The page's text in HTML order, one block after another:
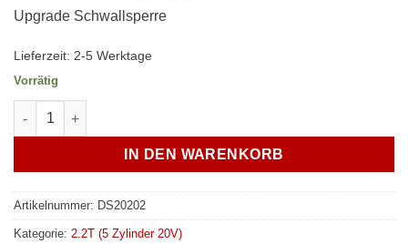
Upgrade Schwallsperre
Lieferzeit: 2-5 Werktage
Vorrätig
Schwallblech Schwallsperre Ölsperre 5 Zylinder Audi 20V
IN DEN WARENKORB
Artikelnummer: DS20202
Kategorie: 2.2T (5 Zylinder 20V)